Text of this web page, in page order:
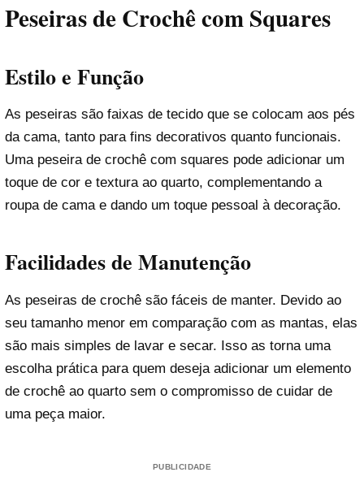
Peseiras de Crochê com Squares
Estilo e Função
As peseiras são faixas de tecido que se colocam aos pés
da cama, tanto para fins decorativos quanto funcionais.
Uma peseira de crochê com squares pode adicionar um
toque de cor e textura ao quarto, complementando a
roupa de cama e dando um toque pessoal à decoração.
Facilidades de Manutenção
As peseiras de crochê são fáceis de manter. Devido ao
seu tamanho menor em comparação com as mantas, elas
são mais simples de lavar e secar. Isso as torna uma
escolha prática para quem deseja adicionar um elemento
de crochê ao quarto sem o compromisso de cuidar de
uma peça maior.
PUBLICIDADE